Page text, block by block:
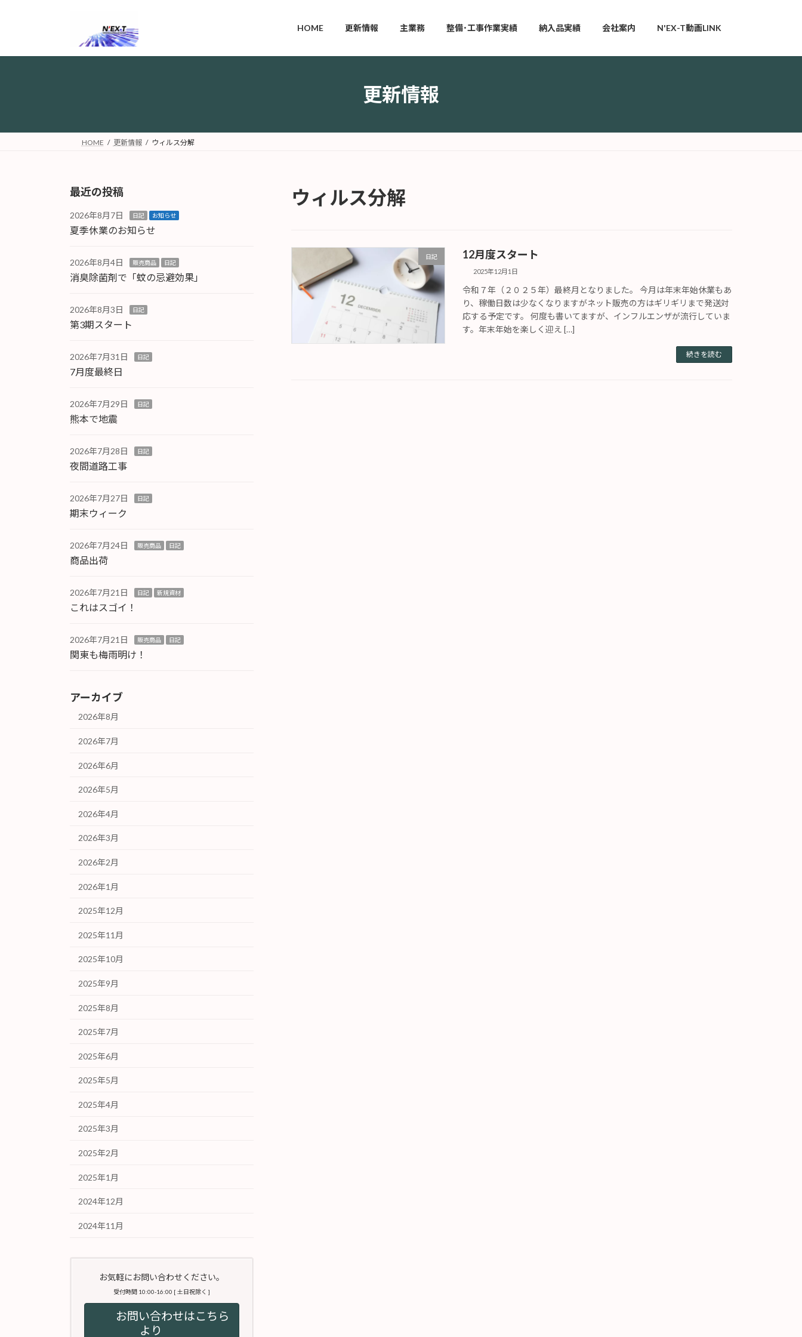
プ
動
HOME 更新情報 主業務 整備･工事作業実績 納入品実績 会社案内 N'EX-T動画LINK
更新情報
HOME 更新情報 ウィルス分解
ウィルス分解
日記 12月度スタート
2025年12月1日
令和７年（２０２５年）最終月となりました。 今月は年末年始休業もあ
り、稼働日数は少なくなりますがネット販売の方はギリギリまで発送対
応する予定です。 何度も書いてますが、インフルエンザが流行していま
す。年末年始を楽しく迎え […]
続きを読む
最近の投稿
2026年8月7日 日記 お知らせ
夏季休業のお知らせ
2026年8月4日 販売商品 日記
消臭除菌剤で「蚊の忌避効果」
2026年8月3日 日記
第3期スタート
2026年7月31日 日記
7月度最終日
2026年7月29日 日記
熊本で地震
2026年7月28日 日記
夜間道路工事
2026年7月27日 日記
期末ウィーク
2026年7月24日 販売商品 日記
商品出荷
2026年7月21日 日記 新規資材
これはスゴイ！
2026年7月21日 販売商品 日記
関東も梅雨明け！
アーカイブ
2026年8月
2026年7月
2026年6月
2026年5月
2026年4月
2026年3月
2026年2月
2026年1月
2025年12月
2025年11月
2025年10月
2025年9月
2025年8月
2025年7月
2025年6月
2025年5月
2025年4月
2025年3月
2025年2月
2025年1月
2024年12月
2024年11月
お気軽にお問い合わせください。
受付時間 10:00-16:00 [ 土日祝除く ]
お問い合わせはこちら
より